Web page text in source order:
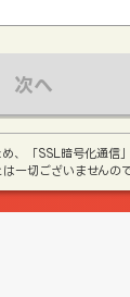
次へ
、「SSL暗号化通信
一切ございませんの